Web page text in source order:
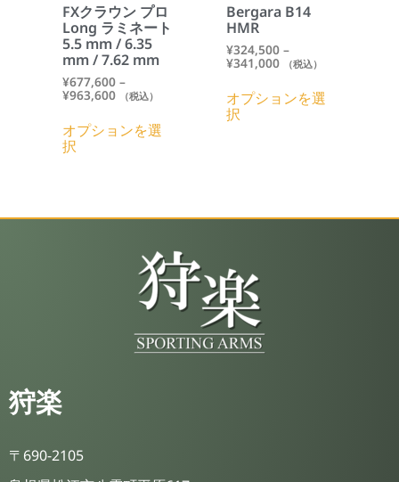
FXクラウン プロ
Long ラミネート
5.5 mm / 6.35
mm / 7.62 mm
¥677,600 –
¥963,600 （税込）
オプションを選
択
Bergara B14
HMR
¥324,500 –
¥341,000 （税込）
オプションを選
択
狩楽
〒690-2105